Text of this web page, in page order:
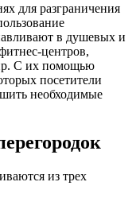
для разграничения
в душевых и
центров,
С их помощью
посетители
необходимые
из трех